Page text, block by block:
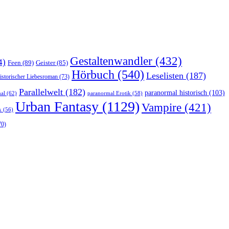
Feen (89) Geister(85) Gestaltenwandler (432)
Liebesroman (73) Hörbuch (540) Leselisten (187)
(62) Parallelwelt (182) paranormal Erotik (58) paranormal historisch (103)
(56) Urban Fantasy (1129) Vampire (421)